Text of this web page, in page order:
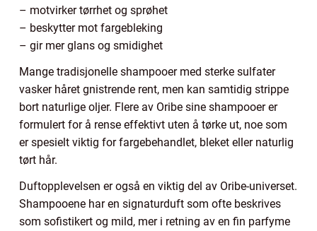
– motvirker tørrhet og sprøhet
– beskytter mot fargebleking
– gir mer glans og smidighet
Mange tradisjonelle shampooer med sterke sulfater
vasker håret gnistrende rent, men kan samtidig strippe
bort naturlige oljer. Flere av Oribe sine shampooer er
formulert for å rense effektivt uten å tørke ut, noe som
er spesielt viktig for fargebehandlet, bleket eller naturlig
tørt hår.
Duftopplevelsen er også en viktig del av Oribe-universet.
Shampooene har en signaturduft som ofte beskrives
som sofistikert og mild, mer i retning av en fin parfyme